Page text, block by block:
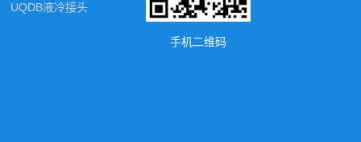
UQDB液冷接头
手机二维码